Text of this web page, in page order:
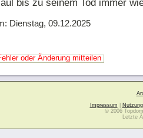
bis zu seinem Tod immer
Dienstag, 09.12.2025
oder Änderung mitteilen
Impressum
© 2006
Letzte